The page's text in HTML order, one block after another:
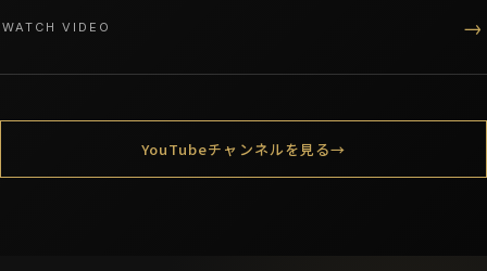
WATCH VIDEO →
YouTubeチャンネルを見る→